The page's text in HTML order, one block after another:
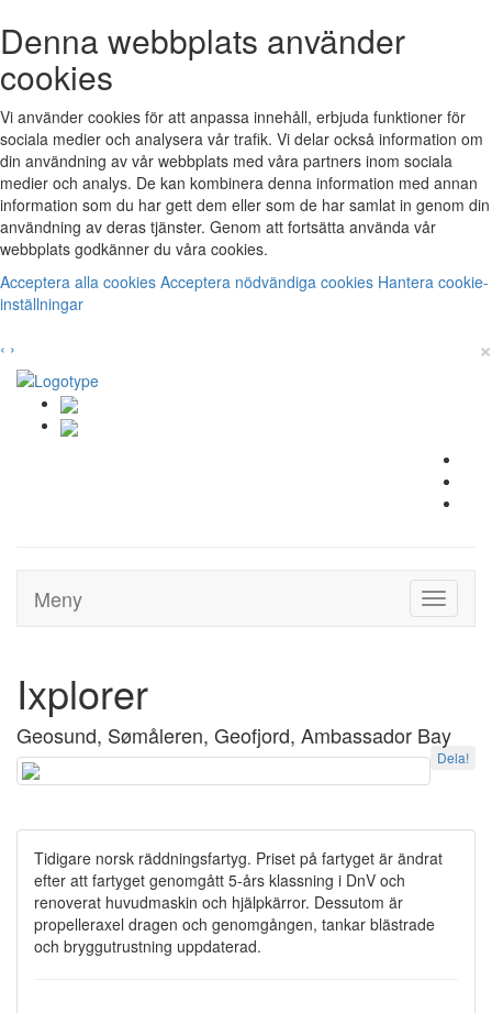
Denna webbplats använder
cookies
Vi använder cookies för att anpassa innehåll, erbjuda funktioner för
sociala medier och analysera vår trafik. Vi delar också information om
din användning av vår webbplats med våra partners inom sociala
medier och analys. De kan kombinera denna information med annan
information som du har gett dem eller som de har samlat in genom din
användning av deras tjänster. Genom att fortsätta använda vår
webbplats godkänner du våra cookies.
Acceptera alla cookies Acceptera nödvändiga cookies Hantera cookie-
inställningar
‹ › ×
Toggle
Meny
Ixplorer
Geosund, Sømåleren, Geofjord, Ambassador Bay
Dela!
Tidigare norsk räddningsfartyg. Priset på fartyget är ändrat
efter att fartyget genomgått 5-års klassning i DnV och
renoverat huvudmaskin och hjälpkärror. Dessutom är
propelleraxel dragen och genomgången, tankar blästrade
och bryggutrustning uppdaterad.